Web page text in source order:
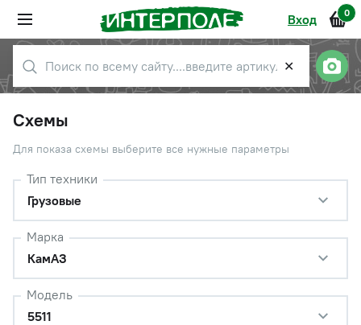
Вход 0
✕
Схемы
Для показа схемы выберите все нужные параметры
Тип техники
Грузовые
Марка
КамАЗ
Модель
5511